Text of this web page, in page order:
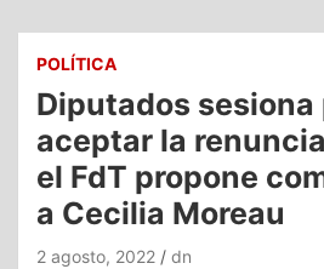
POLÍTICA
Diputados sesiona
aceptar la
el FdT propone
a Cecilia Moreau
2 agosto, 2022 dn